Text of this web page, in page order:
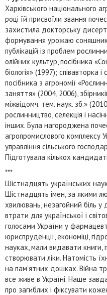
Харківського національного
році їй присвоїли звання
захистила докторську
формування урожаю
публікацій із проблем
олійних культур, посібника
біологія» (1997); співавторка
посібника з агрономії
заняття» (2004, 2006),
міжвідомч. тем. наук. зб.»
рослинництво, селекцiя i
інших. Була нагороджена
агропромислового комплексу
управління сільського
Підготувала кількох
***
Шістнадцять українських
Шістнадцять імен, за якими
хвилювань, незагойний біль у
втрати для української і
голосами України у
юриспруденції, економіці,
науках, мали видавати книги,
створювати ліки. Натомість
на пам’ятних дошках. Війна
все живе в Україні. Наше
про загиблих і фіксувати